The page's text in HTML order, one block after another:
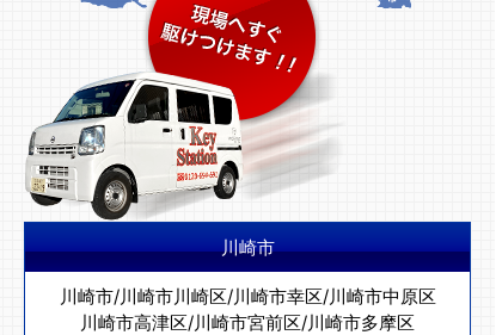
川崎市
川崎市/川崎市川崎区/川崎市幸区/川崎市中原区
川崎市高津区/川崎市宮前区/川崎市多摩区